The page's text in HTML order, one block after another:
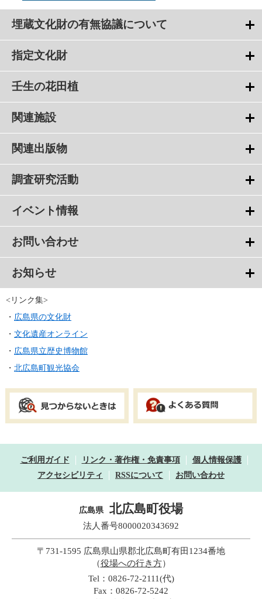
埋蔵文化財の有無協議について
指定文化財
壬生の花田植
関連施設
関連出版物
調査研究活動
イベント情報
お問い合わせ
お知らせ
<リンク集>
・ 広島県の文化財
・ 文化遺産オンライン
・ 広島県立歴史博物館
・ 北広島町観光協会
ご利用ガイド リンク・著作権・免責事項
個人情報保護
アクセシビリティ
RSSについて お問い合わせ
広島県 北広島町役場
法人番号8000020343692
〒731-1595 広島県山県郡北広島町有田1234番地
（役場への行き方）
Tel：0826-72-2111(代)
Fax：0826-72-5242